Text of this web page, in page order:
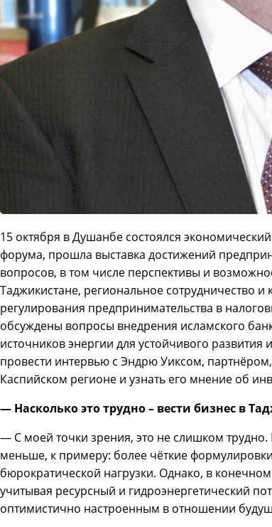
15 октября в Душанбе состоялся
форума, прошла выставка достижений
вопросов, в том числе перспективы и
Таджикистане, региональное сотрудничество
регулирования предпринимательства в
обсуждены вопросы внедрения исламского
источников энергии для устойчивого
провести интервью с Эндрю Уиксом,
Каспийском регионе и узнать его мнение об
— Насколько это трудно – вести бизнес в
— С моей точки зрения, это не слишком
меньше, к примеру: более чёткие
бюрократической нагрузки. Однако, в
учитывая ресурсный и гидроэнергетический
оптимистично настроенным в отношении